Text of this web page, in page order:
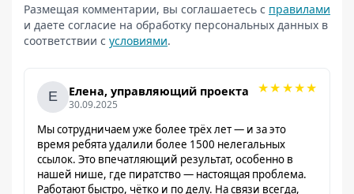
Размещая комментарии, вы соглашаетесь с правилами
и даете согласие на обработку персональных данных в
соответствии с условиями.
Елена, управляющий проекта
30.09.2025
★★★★★
Мы сотрудничаем уже более трёх лет — и за это
время ребята удалили более 1500 нелегальных
ссылок. Это впечатляющий результат, особенно в
нашей нише, где пиратство — настоящая проблема.
Работают быстро, чётко и по делу. На связи всегда,